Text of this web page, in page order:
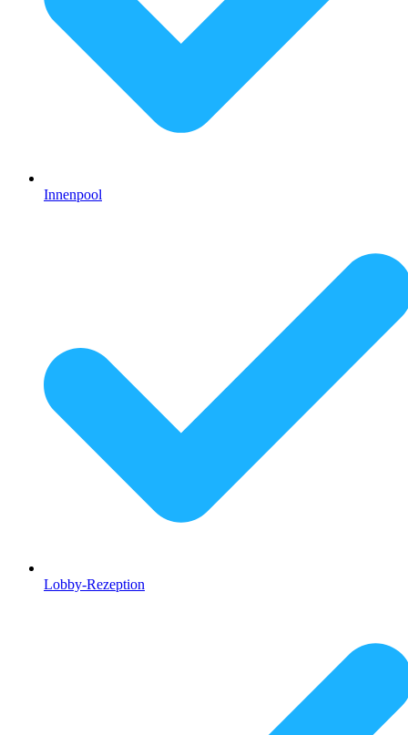
Innenpool
Lobby-Rezeption